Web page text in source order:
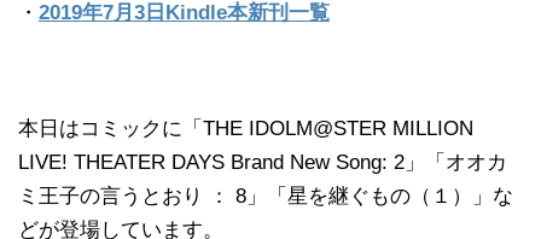
・ 2019年7月3日Kindle本新刊一覧
本日はコミックに「THE IDOLM@STER MILLION
LIVE! THEATER DAYS Brand New Song: 2」「オオカ
ミ王子の言うとおり ： 8」「星を継ぐもの（１）」な
どが登場しています。